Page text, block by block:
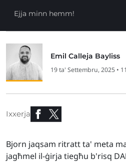
Ejja minn hemm!
Emil Calleja Bayliss
19 ta' Settembru, 2025 •
Ixxerja
Bjorn jaqsam ritratt ta' meta
jagħmel il-ġirja tiegħu b'risq